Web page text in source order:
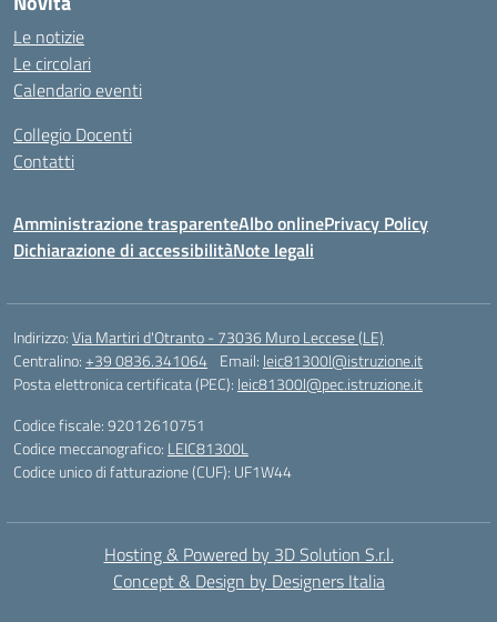
Le notizie
Le circolari
Calendario eventi
Collegio Docenti
Contatti
Amministrazione trasparenteAlbo onlinePrivacy Policy
Dichiarazione di accessibilitàNote legali
Indirizzo:Via Martiri d'Otranto - 73036 Muro Leccese (LE)
Centralino:+39 0836.341064 Email: leic81300l@istruzione.it
Posta elettronica certificata (PEC): leic81300l@pec.istruzione.it
Codice fiscale: 92012610751
Codice meccanografico: LEIC81300L
Codice unico di fatturazione (CUF): UF1W44
Hosting & Powered by 3D Solution S.r.l.
Concept & Design by Designers Italia